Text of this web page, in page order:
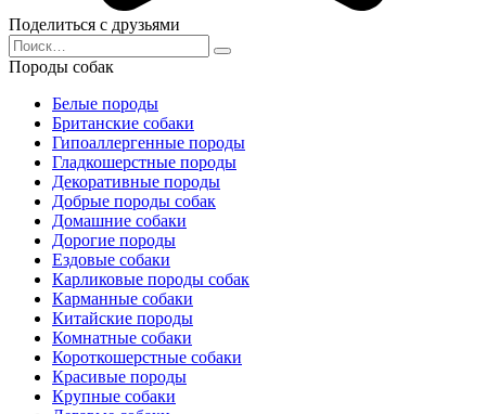
Поделиться с друзьями
Search
for:
Породы собак
Белые породы
Британские собаки
Гипоаллергенные породы
Гладкошерстные породы
Декоративные породы
Добрые породы собак
Домашние собаки
Дорогие породы
Ездовые собаки
Карликовые породы собак
Карманные собаки
Китайские породы
Комнатные собаки
Короткошерстные собаки
Красивые породы
Крупные собаки